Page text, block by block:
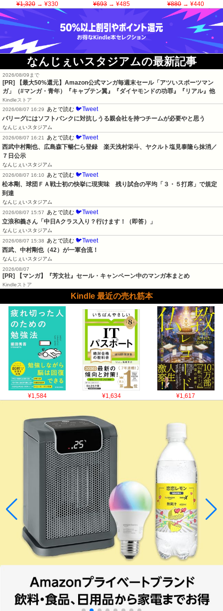
¥1,320→ ¥330 ¥693→ ¥485 ¥880→ ¥440
なんじぇいスタジアムの最新記事
2026/08/09まで
[PR]
【最大50%還元】Amazon公式マンガ毎週末セール「アツいスポーツマン
ガ」（#マンガ・青年）『キャプテン翼』『ダイヤモンドの功罪』『リアル』他
Kindleストア
2026/08/07 16:29
あとで読む 🐦Tweet
パリーグにはソフトバンクに対抗しうる親会社を持つチームが必要やと思う
なんじぇいスタジアム
2026/08/07 16:21
あとで読む 🐦Tweet
西武中村剛也、広島森下暢仁ら登録　楽天浅村栄斗、ヤクルト塩見泰隆ら抹消／
７日公示
なんじぇいスタジアム
2026/08/07 16:10
あとで読む 🐦Tweet
松本剛、球団ＦＡ戦士初の快挙に現実味　残り試合の平均「３・５打席」で規定
到達
なんじぇいスタジアム
2026/08/07 15:57
あとで読む 🐦Tweet
立浪和義さん「中日Aクラス入り？行けます！（即答）」
なんじぇいスタジアム
2026/08/07 15:38
あとで読む 🐦Tweet
西武、中村剛也（42）が一軍合流！
なんじぇいスタジアム
2026/08/07
[PR] 【マンガ】『芳文社』セール・キャンペーン中のマンガ本まとめ
Kindleストア
Kindle 最近の売れ筋本
¥1,584 ¥1,634 ¥1,617